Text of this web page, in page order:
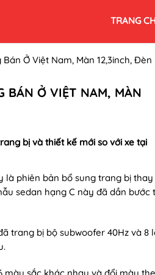
TRANG
Ở Việt Nam, Màn 12,3inch, Đèn
BÁN Ở VIỆT NAM, MÀN
bị và thiết kế mới so với xe tại
là phiên bản bổ sung trang bị thay
sedan hạng C này đã dần bước
trang bị bộ subwoofer 40Hz và 8
màu sắc khác nhau và đổi màu